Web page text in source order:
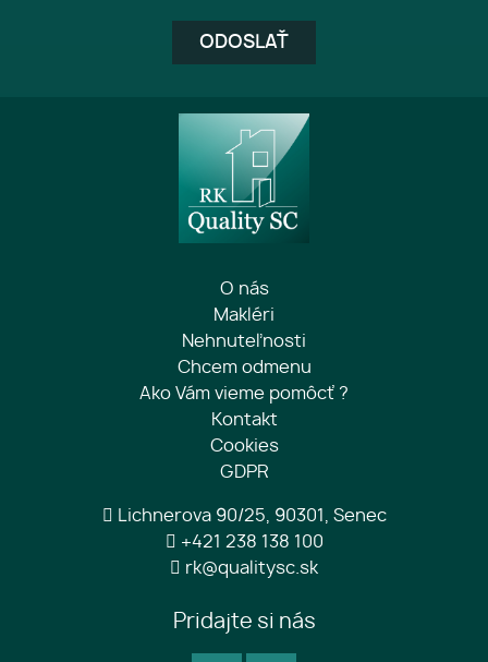
O nás
Makléri
Nehnuteľnosti
Chcem odmenu
Ako Vám vieme pomôcť ?
Kontakt
Cookies
GDPR
Lichnerova 90/25, 90301, Senec
+421 238 138 100
rk@qualitysc.sk
Pridajte si nás